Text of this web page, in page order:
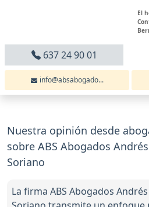
El
637 24 90 01
info@absabogado...
Nuestra opinión desde
sobre ABS Abogados
Soriano
La firma ABS Abogados